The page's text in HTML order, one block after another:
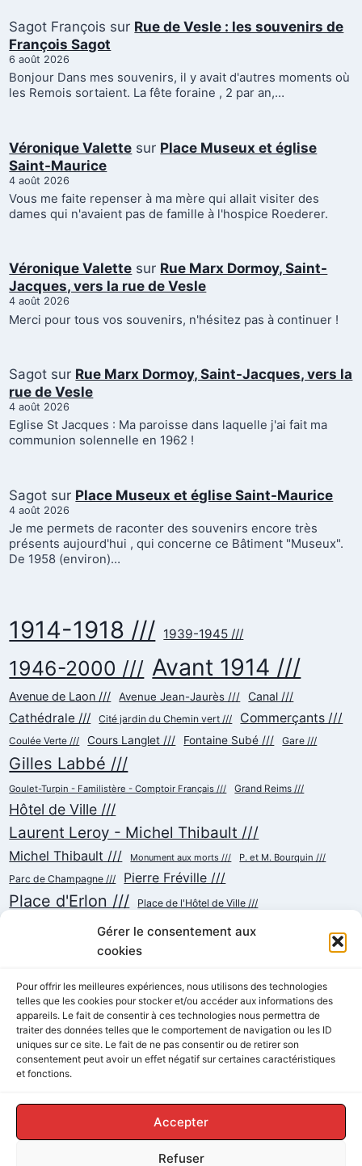
Gérer le consentement aux
cookies
Pour offrir les meilleures expériences, nous utilisons des technologies
telles que les cookies pour stocker et/ou accéder aux informations des
appareils. Le fait de consentir à ces technologies nous permettra de
traiter des données telles que le comportement de navigation ou les ID
uniques sur ce site. Le fait de ne pas consentir ou de retirer son
consentement peut avoir un effet négatif sur certaines caractéristiques
et fonctions.
Accepter
Refuser
Sagot François sur Rue de Vesle : les souvenirs de
François Sagot
6 août 2026
Bonjour Dans mes souvenirs, il y avait d'autres moments où
les Remois sortaient. La fête foraine , 2 par an,…
Véronique Valette sur Place Museux et église
Saint-Maurice
4 août 2026
Vous me faite repenser à ma mère qui allait visiter des
dames qui n'avaient pas de famille à l'hospice Roederer.
Véronique Valette sur Rue Marx Dormoy, Saint-
Jacques, vers la rue de Vesle
4 août 2026
Merci pour tous vos souvenirs, n'hésitez pas à continuer !
Sagot sur Rue Marx Dormoy, Saint-Jacques, vers la
rue de Vesle
4 août 2026
Eglise St Jacques : Ma paroisse dans laquelle j'ai fait ma
communion solennelle en 1962 !
Sagot sur Place Museux et église Saint-Maurice
4 août 2026
Je me permets de raconter des souvenirs encore très
présents aujourd'hui , qui concerne ce Bâtiment "Museux".
De 1958 (environ)…
1914-1918 /// 1939-1945 ///
1946-2000 /// Avant 1914 ///
Avenue de Laon /// Avenue Jean-Jaurès /// Canal ///
Cathédrale /// Cité jardin du Chemin vert /// Commerçants ///
Coulée Verte /// Cours Langlet /// Fontaine Subé /// Gare ///
Gilles Labbé ///
Goulet-Turpin - Familistère - Comptoir Français /// Grand Reims ///
Hôtel de Ville ///
Laurent Leroy - Michel Thibault ///
Michel Thibault /// Monument aux morts /// P. et M. Bourquin ///
Parc de Champagne /// Pierre Fréville ///
Place d'Erlon /// Place de l'Hôtel de Ville ///
Place de la République /// Place du Cardinal Luçon ///
Place du Forum/des Marchés ///
Rue Buirette /// Rue Carnot /// Rue Chanzy /// Rue Colbert ///
Rue Cérès /// Rue de l'Etape /// Rue de Mars /// Rue de Talleyrand ///
Rue de Vesle /// Rue Thiers /// Succursalisme /// Tramway ///